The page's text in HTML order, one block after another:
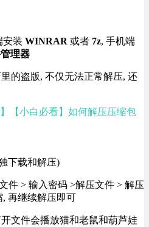
安装 WINRAR 或者 7z, 手机端
理器
的盗版, 不仅无法正常解压, 还
】【小白必看】如何解压压缩包
下载和解压)
件 > 输入密码 >解压文件 > 解压
, 再继续解压即可
文件会播放猫和老鼠和葫芦娃